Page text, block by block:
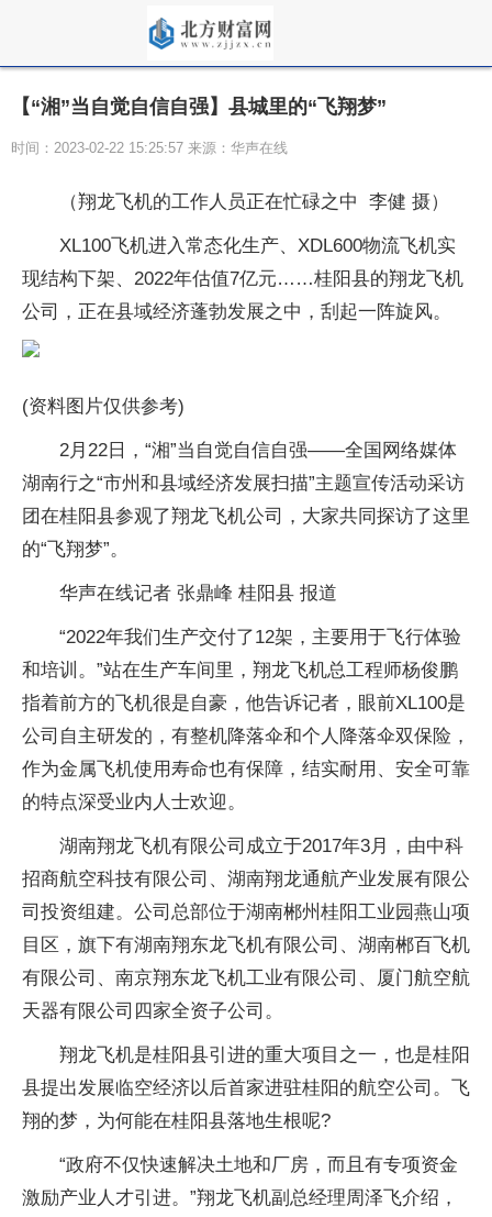
【“湘”当自觉自信自强】县城里的“飞翔梦”
时间：2023-02-22 15:25:57 来源：华声在线
（翔龙飞机的工作人员正在忙碌之中 李健 摄）
XL100飞机进入常态化生产、XDL600物流飞机实
现结构下架、2022年估值7亿元……桂阳县的翔龙飞机
公司，正在县域经济蓬勃发展之中，刮起一阵旋风。
(资料图片仅供参考)
2月22日，“湘”当自觉自信自强——全国网络媒体
湖南行之“市州和县域经济发展扫描”主题宣传活动采访
团在桂阳县参观了翔龙飞机公司，大家共同探访了这里
的“飞翔梦”。
华声在线记者 张鼎峰 桂阳县 报道
“2022年我们生产交付了12架，主要用于飞行体验
和培训。”站在生产车间里，翔龙飞机总工程师杨俊鹏
指着前方的飞机很是自豪，他告诉记者，眼前XL100是
公司自主研发的，有整机降落伞和个人降落伞双保险，
作为金属飞机使用寿命也有保障，结实耐用、安全可靠
的特点深受业内人士欢迎。
湖南翔龙飞机有限公司成立于2017年3月，由中科
招商航空科技有限公司、湖南翔龙通航产业发展有限公
司投资组建。公司总部位于湖南郴州桂阳工业园燕山项
目区，旗下有湖南翔东龙飞机有限公司、湖南郴百飞机
有限公司、南京翔东龙飞机工业有限公司、厦门航空航
天器有限公司四家全资子公司。
翔龙飞机是桂阳县引进的重大项目之一，也是桂阳
县提出发展临空经济以后首家进驻桂阳的航空公司。飞
翔的梦，为何能在桂阳县落地生根呢?
“政府不仅快速解决土地和厂房，而且有专项资金
激励产业人才引进。”翔龙飞机副总经理周泽飞介绍，